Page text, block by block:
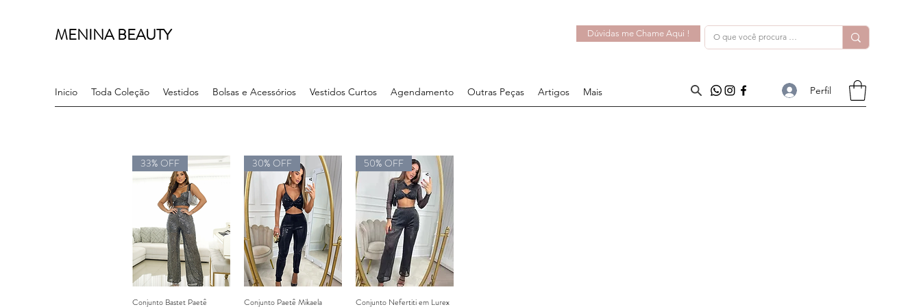
MENINA BEAUTY Dúvidas me Chame Aqui !
Inicio Toda Coleção Vestidos Bolsas e Acessórios Vestidos Curtos Agendamento Outras Peças Artigos Mais Perfil
Visualização rápida
33% OFF
Conjunto Bastet Paetê
Visualização rápida
30% OFF
Conjunto Paetê Mikaela
Visualização rápida
50% OFF
Conjunto Nefertiti em Lurex